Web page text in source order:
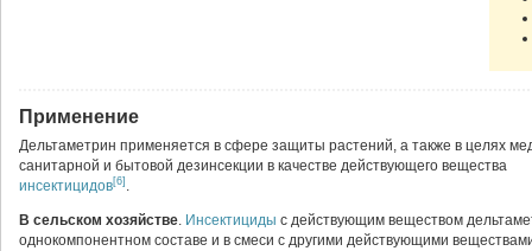
Применение
Дельтаметрин применяется в сфере защиты растений, а также в целях
санитарной и бытовой дезинсекции в качестве действующего вещества
инсектицидов[6] .
В сельском хозяйстве. Инсектициды с действующим веществом
однокомпонентном составе и в смеси с другими действующими